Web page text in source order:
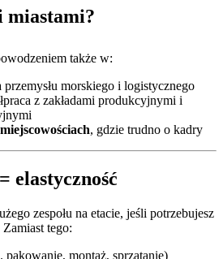
miastami?
także w:
przemysłu morskiego i logistycznego
z zakładami produkcyjnymi i
, gdzie trudno o kadry
elastyczność
zespołu na etacie, jeśli potrzebujesz
tego:
pakowanie, montaż, sprzątanie)